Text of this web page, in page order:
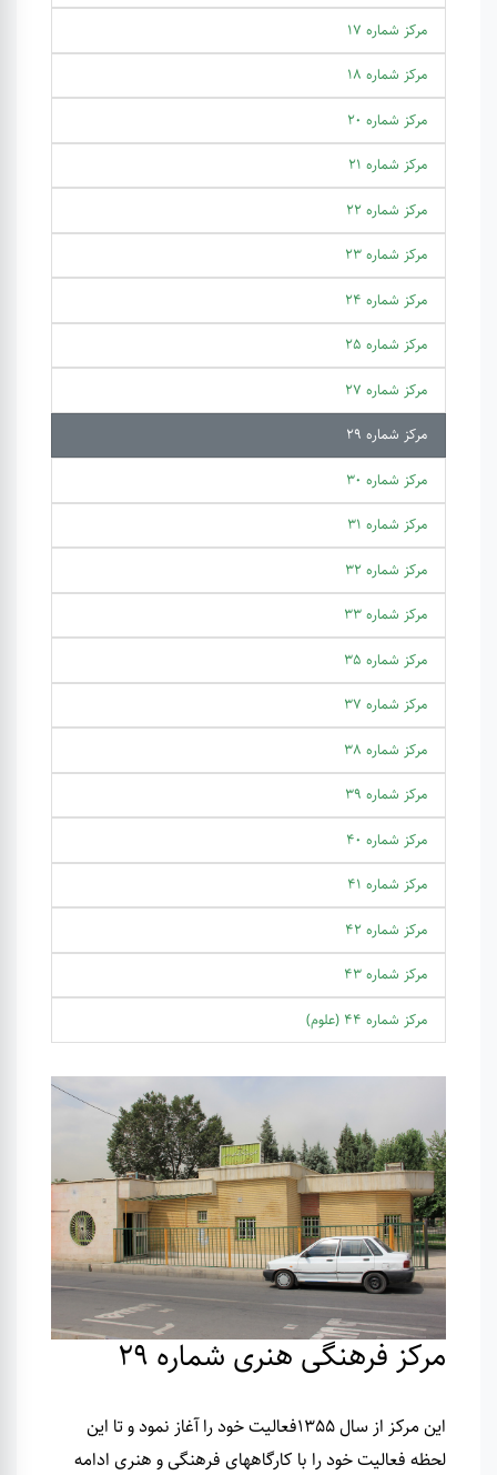
مرکز شماره 17
مرکز شماره 18
مرکز شماره 20
مرکز شماره 21
مرکز شماره 22
مرکز شماره 23
مرکز شماره 24
مرکز شماره 25
مرکز شماره 27
مرکز شماره 29
مرکز شماره 30
مرکز شماره 31
مرکز شماره 32
مرکز شماره 33
مرکز شماره 35
مرکز شماره 37
مرکز شماره 38
مرکز شماره 39
مرکز شماره 40
مرکز شماره 41
مرکز شماره 42
مرکز شماره 43
مرکز شماره 44 (علوم)
مرکز فرهنگی هنری شماره 29
این مرکز از سال 1355فعالیت خود را آغاز نمود و تا این
لحظه فعالیت خود را با کارگاههای فرهنگی و هنری ادامه